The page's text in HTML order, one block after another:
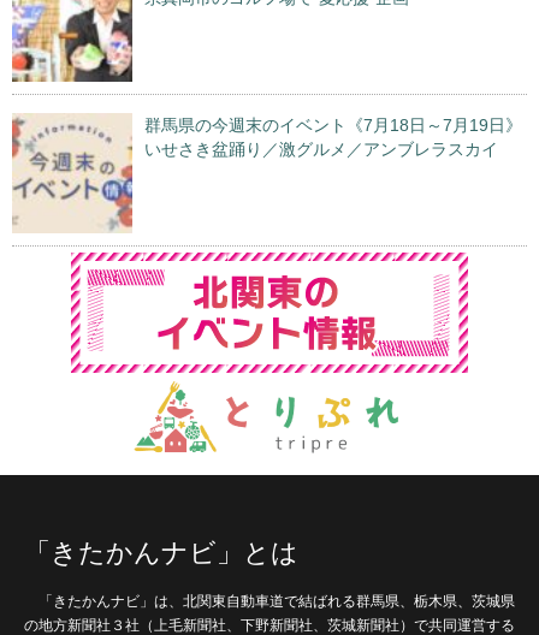
群馬県の今週末のイベント《7月18日～7月19日》
いせさき盆踊り／激グルメ／アンブレラスカイ
「きたかんナビ」とは
「きたかんナビ」は、北関東自動車道で結ばれる群馬県、栃木県、茨城県
の地方新聞社３社（上毛新聞社、下野新聞社、茨城新聞社）で共同運営する